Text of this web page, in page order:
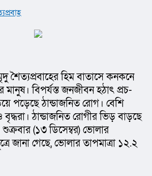
শৈত্যপ্রবাহের হিম বাতাসে কনকনে
বিপর্যস্ত জনজীবন হঠাৎ প্রচ-
পড়েছে ঠান্ডাজনিত রোগ। বেশি
ঠান্ডাজনিত রোগীর ভিড় বাড়ছে
(১৩ ডিসেম্বর) ভোলার
জানা গেছে, ভোলার তাপমাত্রা ১২.২